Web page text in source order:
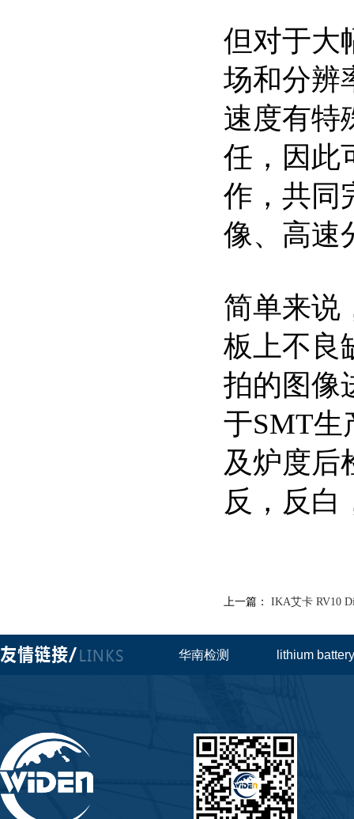
但对于大
场和分辨
速度有特
任，因此
作，共同
像、高速
简单来说
板上不良
拍的图像
于SMT生
及炉度后
反，反白
上一篇： IKA艾卡 RV10
华南检测 lithium